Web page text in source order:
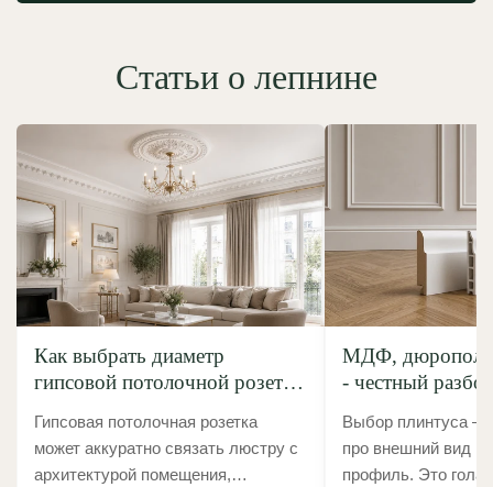
Статьи о лепнине
Как выбрать диаметр
гипсовой потолочной розетки
руководство
Гипсовая потолочная розетка
может аккуратно связать люстру с
архитектурой помещения,
МДФ,
- честный
Выбор плинтуса —
про внешний вид
профиль. Это